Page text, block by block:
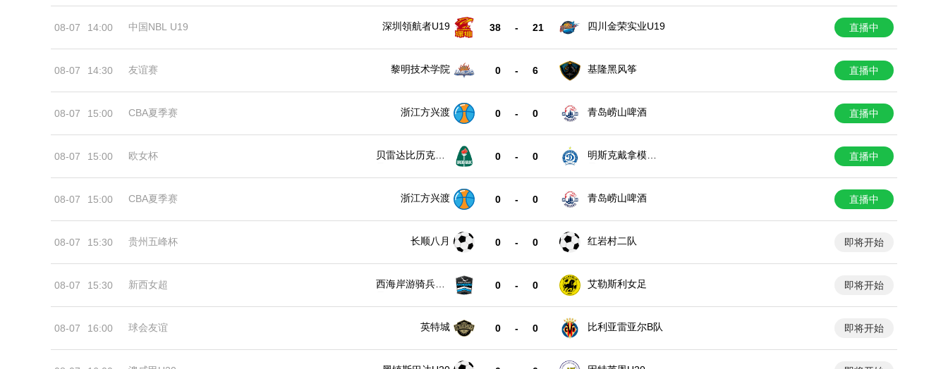
08-07 14:00 中国NBL U19 深圳領航者U19 38 - 21 四川金荣实业U19 直播中
08-07 14:30 友谊赛 黎明技术学院 0 - 6 基隆黑风筝 直播中
08-07 15:00 CBA夏季赛 浙江方兴渡 0 - 0 青岛崂山啤酒 直播中
08-07 15:00 欧女杯
贝雷达比历克女
0 - 0
明斯克戴拿模女
直播中
08-07 15:00 CBA夏季赛 浙江方兴渡 0 - 0 青岛崂山啤酒 直播中
08-07 15:30 贵州五峰杯 长顺八月 0 - 0 红岩村二队 即将开始
08-07 15:30 新西女超
西海岸游骑兵女
0 - 0 艾勒斯利女足 即将开始
08-07 16:00 球会友谊 英特城 0 - 0 比利亚雷亚尔B队 即将开始